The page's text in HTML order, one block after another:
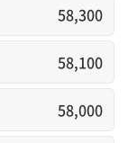
58,300
58,100
58,000